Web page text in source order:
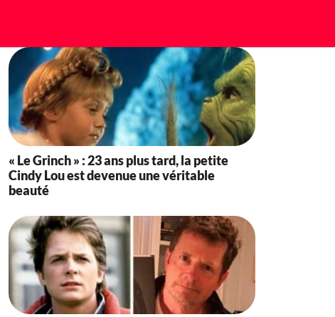
« Le Grinch » : 23 ans plus tard, la petite
Cindy Lou est devenue une véritable
beauté